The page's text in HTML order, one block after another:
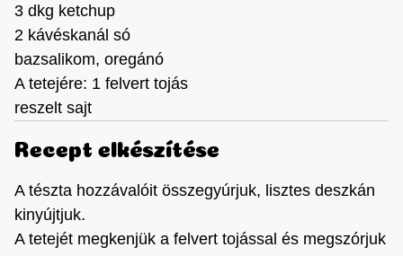
3 dkg ketchup
2 kávéskanál só
bazsalikom, oregánó
A tetejére: 1 felvert tojás
reszelt sajt
Recept elkészítése
A tészta hozzávalóit összegyúrjuk, lisztes deszkán
kinyújtjuk.
A tetejét megkenjük a felvert tojással és megszórjuk